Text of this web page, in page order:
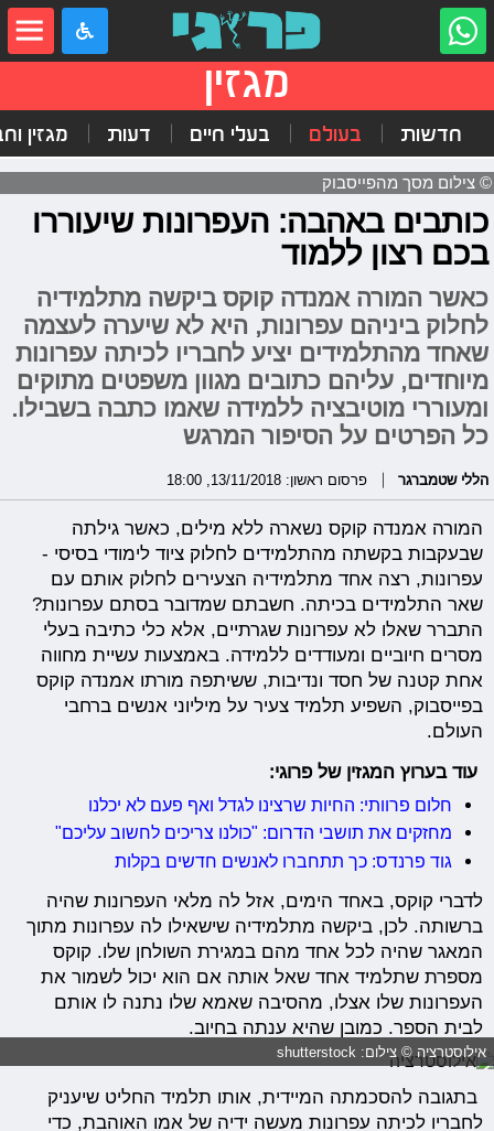
מגזין
חדשות בעולם בעלי חיים דעות מגזין
© צילום מסך מהפייסבוק
כותבים באהבה: העפרונות שיעוררו
בכם רצון ללמוד
כאשר המורה אמנדה קוקס ביקשה מתלמידיה
לחלוק ביניהם עפרונות, היא לא שיערה לעצמה
שאחד מהתלמידים יציע לחבריו לכיתה עפרונות
מיוחדים, עליהם כתובים מגוון משפטים מתוקים
ומעוררי מוטיבציה ללמידה שאמו כתבה בשבילו.
כל הפרטים על הסיפור המרגש
הללי שטמברגר פרסום ראשון: 13/11/2018, 18:00
המורה אמנדה קוקס נשארה ללא מילים, כאשר גילתה
שבעקבות בקשתה מהתלמידים לחלוק ציוד לימודי בסיסי -
עפרונות, רצה אחד מתלמידיה הצעירים לחלוק אותם עם
שאר התלמידים בכיתה. חשבתם שמדובר בסתם עפרונות?
התברר שאלו לא עפרונות שגרתיים, אלא כלי כתיבה בעלי
מסרים חיוביים ומעודדים ללמידה. באמצעות עשיית מחווה
אחת קטנה של חסד ונדיבות, ששיתפה מורתו אמנדה קוקס
בפייסבוק, השפיע תלמיד צעיר על מיליוני אנשים ברחבי
העולם.
עוד בערוץ המגזין של פרוגי:
חלום פרוותי: החיות שרצינו לגדל ואף פעם לא יכלנו
מחזקים את תושבי הדרום: "כולנו צריכים לחשוב עליכם"
גוד פרנדס: כך תתחברו לאנשים חדשים בקלות
לדברי קוקס, באחד הימים, אזל לה מלאי העפרונות שהיה
ברשותה. לכן, ביקשה מתלמידיה שישאילו לה עפרונות מתוך
המאגר שהיה לכל אחד מהם במגירת השולחן שלו. קוקס
מספרת שתלמיד אחד שאל אותה אם הוא יכול לשמור את
העפרונות שלו אצלו, מהסיבה שאמא שלו נתנה לו אותם
לבית הספר. כמובן שהיא ענתה בחיוב.
אילוסטרציה © צילום: shutterstock
בתגובה להסכמתה המיידית, אותו תלמיד החליט שיעניק
לחבריו לכיתה עפרונות מעשה ידיה של אמו האוהבת, כדי